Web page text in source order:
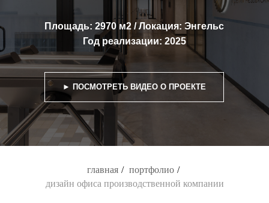
Площадь: 2970 м2 / Локация: Энгельс
Год реализации: 2025
► ПОСМОТРЕТЬ ВИДЕО О ПРОЕКТЕ
главная / портфолио /
дизайн офиса производственной компании